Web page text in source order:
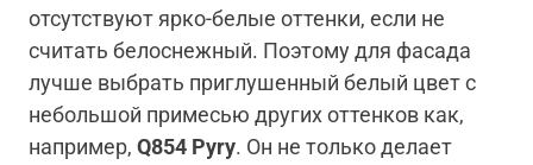
отсутствуют ярко-белые оттенки, если не
считать белоснежный. Поэтому для фасада
лучше выбрать приглушенный белый цвет с
небольшой примесью других оттенков как,
например, Q854 Pyry. Он не только делает